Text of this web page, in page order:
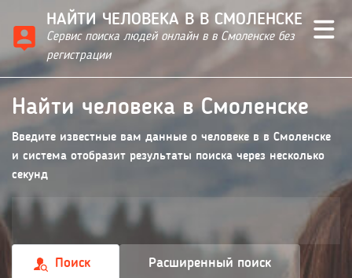
НАЙТИ ЧЕЛОВЕКА В В СМОЛЕНСКЕ
Сервис поиска людей онлайн в в Смоленске без
регистрации
Найти человека в Смоленске
Введите известные вам данные о человеке в в Смоленске
и система отобразит результаты поиска через несколько
секунд
Поиск Расширенный поиск